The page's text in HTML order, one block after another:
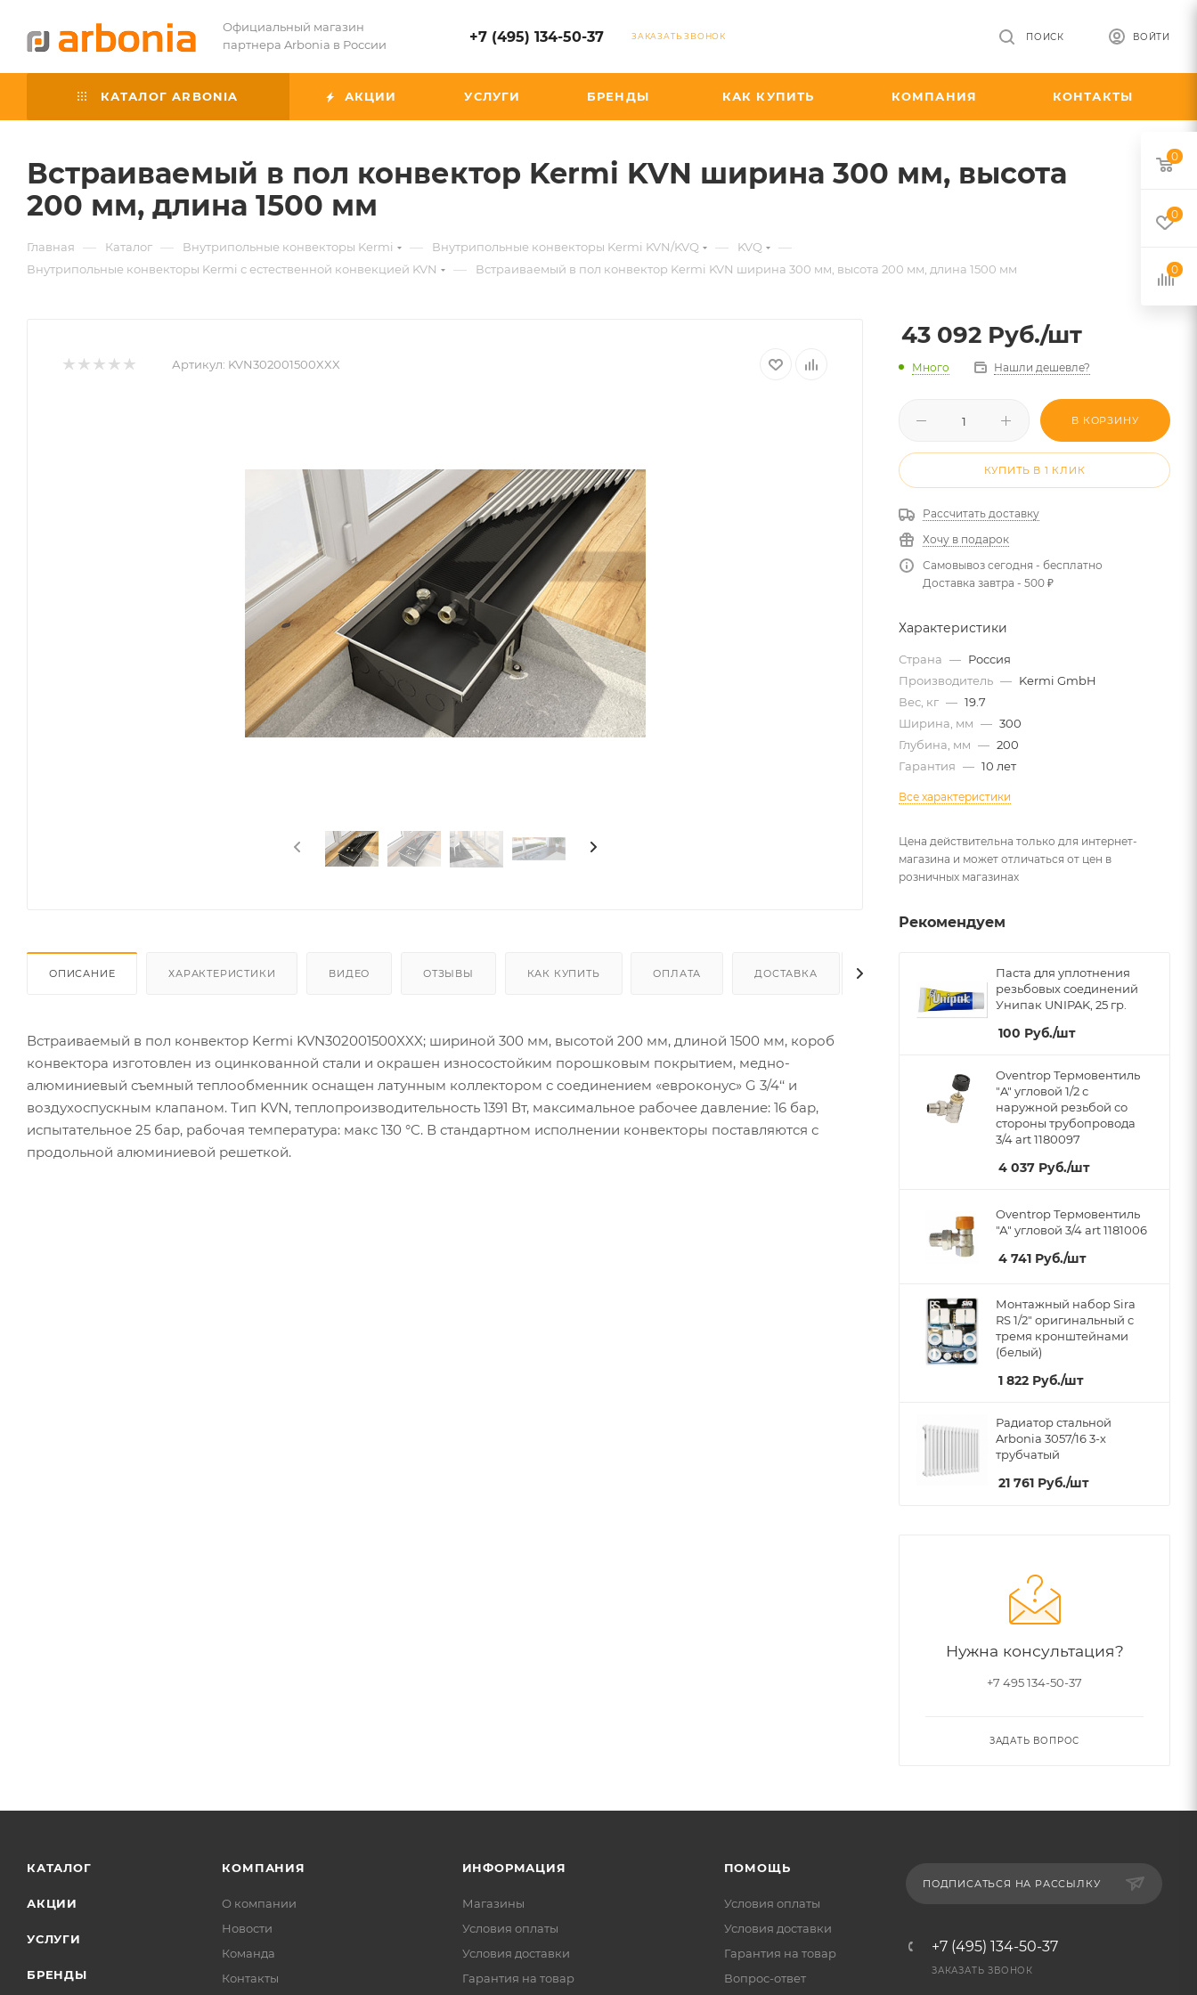
Официальный магазин
партнера Arbonia в России
+7 (495) 134-50-37 ЗАКАЗАТЬ ЗВОНОК ВОЙТИ
ПОИСК
КАТАЛОГ ARBONIA АКЦИИ УСЛУГИ БРЕНДЫ КАК КУПИТЬ КОМПАНИЯ КОНТАКТЫ
Встраиваемый в пол конвектор Kermi KVN ширина 300 мм, высота
200 мм, длина 1500 мм
Главная — Каталог — Внутрипольные конвекторы Kermi — Внутрипольные конвекторы Kermi KVN/KVQ — KVQ —
Внутрипольные конвекторы Kermi с естественной конвекцией KVN — Встраиваемый в пол конвектор Kermi KVN ширина 300 мм, высота 200 мм, длина 1500 мм
Артикул: KVN302001500XXX
ОПИСАНИЕ ХАРАКТЕРИСТИКИ ВИДЕО ОТЗЫВЫ КАК КУПИТЬ ОПЛАТА ДОСТАВКА
Встраиваемый в пол конвектор Kermi KVN302001500XXX; шириной 300 мм, высотой 200 мм, длиной 1500 мм, короб
конвектора изготовлен из оцинкованной стали и окрашен износостойким порошковым покрытием, медно-
алюминиевый съемный теплообменник оснащен латунным коллектором с соединением «евроконус» G 3/4‘‘ и
воздухоспускным клапаном. Тип KVN, теплопроизводительность 1391 Вт, максимальное рабочее давление: 16 бар,
испытательное 25 бар, рабочая температура: макс 130 °C. В стандартном исполнении конвекторы поставляются с
продольной алюминиевой решеткой.
43 092 Руб./шт
Много Нашли дешевле?
В КОРЗИНУ
КУПИТЬ В 1 КЛИК
Рассчитать доставку
Хочу в подарок
Самовывоз сегодня - бесплатно
Доставка завтра - 500 ₽
Характеристики
Страна — Россия
Производитель — Kermi GmbH
Вес, кг — 19.7
Ширина, мм — 300
Глубина, мм — 200
Гарантия — 10 лет
Все характеристики
Цена действительна только для интернет-
магазина и может отличаться от цен в
розничных магазинах
Рекомендуем
Паста для уплотнения
резьбовых соединений
Унипак UNIPAK, 25 гр.
100 Руб./шт
Oventrop Термовентиль
"A" угловой 1/2 с
наружной резьбой со
стороны трубопровода
3/4 art 1180097
4 037 Руб./шт
Oventrop Термовентиль
"А" угловой 3/4 art 1181006
4 741 Руб./шт
Монтажный набор Sira
RS 1/2" оригинальный c
тремя кронштейнами
(белый)
1 822 Руб./шт
Радиатор стальной
Arbonia 3057/16 3-х
трубчатый
21 761 Руб./шт
Нужна консультация?
+7 495 134-50-37
ЗАДАТЬ ВОПРОС
КАТАЛОГ
АКЦИИ
УСЛУГИ
БРЕНДЫ
КОМПАНИЯ
О компании
Новости
Команда
Контакты
ИНФОРМАЦИЯ
Магазины
Условия оплаты
Условия доставки
Гарантия на товар
ПОМОЩЬ
Условия оплаты
Условия доставки
Гарантия на товар
Вопрос-ответ
ПОДПИСАТЬСЯ НА РАССЫЛКУ
+7 (495) 134-50-37
ЗАКАЗАТЬ ЗВОНОК
0
0
0